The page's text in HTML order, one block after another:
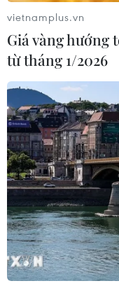
VN-Index tăng
bật nhóm dầu khí
07/08/2026 09:36
Chứng khoán Mỹ
năng lượng leo
06/08/2026 23:58
Chứng khoán 6/8:
tăng trần, trắng
đỏ lửa
06/08/2026 09:40
vietnamplus.vn
Giá vàng hướng
từ tháng 1/2026